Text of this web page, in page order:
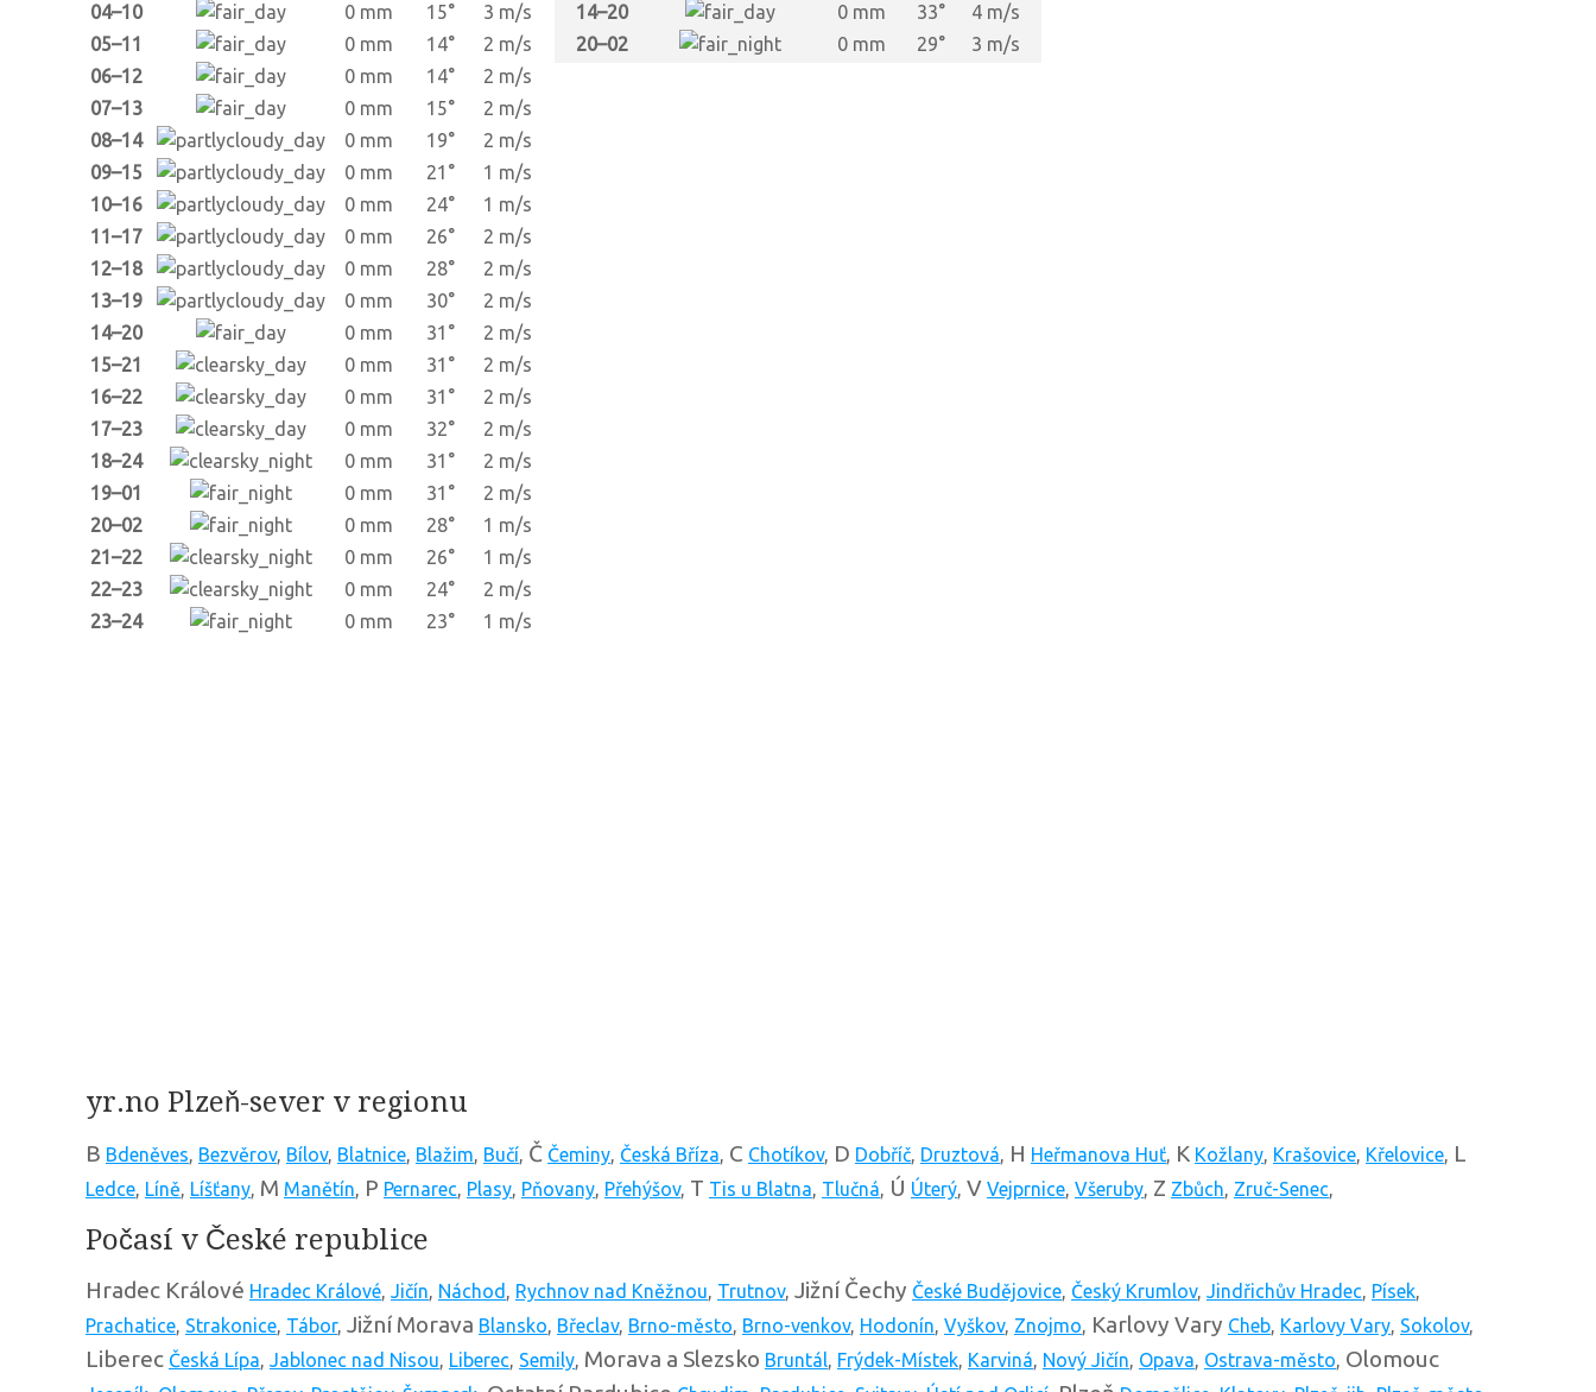
04–10
0 mm 15°
3 m/s
05–11
0 mm 14°
2 m/s
06–12
0 mm 14°
2 m/s
07–13
0 mm 15°
2 m/s
08–14
0 mm 19°
2 m/s
09–15
0 mm 21°
1 m/s
10–16
0 mm 24°
1 m/s
11–17
0 mm 26°
2 m/s
12–18
0 mm 28°
2 m/s
13–19
0 mm 30°
2 m/s
14–20
0 mm 31°
2 m/s
15–21
0 mm 31°
2 m/s
16–22
0 mm 31°
2 m/s
17–23
0 mm 32°
2 m/s
18–24
0 mm 31°
2 m/s
19–01
0 mm 31°
2 m/s
20–02
0 mm 28°
1 m/s
21–22
0 mm 26°
1 m/s
22–23
0 mm 24°
2 m/s
23–24
0 mm 23° 1 m/s
14–20
0 mm 33°
4 m/s
20–02
0 mm 29° 3 m/s
yr.no Plzeň-sever v regionu
B Bdeněves, Bezvěrov, Bílov, Blatnice, Blažim, Bučí, Č Čeminy, Česká Bříza, C Chotíkov, D Dobříč, Druztová, H Heřmanova Huť, K Kožlany, Krašovice, Křelovice, L
Ledce, Líně, Líšťany, M Manětín, P Pernarec, Plasy, Pňovany, Přehýšov, T Tis u Blatna, Tlučná, Ú Úterý, V Vejprnice, Všeruby, Z Zbůch, Zruč-Senec,
Počasí v České republice
Hradec Králové Hradec Králové, Jičín, Náchod , Rychnov nad Kněžnou, Trutnov, Jižní Čechy České Budějovice, Český Krumlov, Jindřichův Hradec, Písek,
Prachatice, Strakonice, Tábor, Jižní Morava Blansko, Břeclav, Brno-město, Brno-venkov, Hodonín, Vyškov, Znojmo, Karlovy Vary Cheb, Karlovy Vary, Sokolov,
Liberec Česká Lípa, Jablonec nad Nisou, Liberec, Semily, Morava a Slezsko Bruntál, Frýdek-Místek, Karviná, Nový Jičín, Opava, Ostrava-město, Olomouc